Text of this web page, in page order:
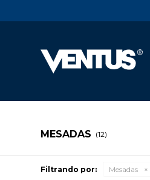
MESADAS (12)
Filtrando por: Mesadas